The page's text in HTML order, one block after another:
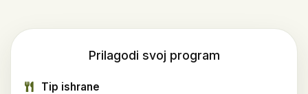
Prilagodi svoj program
Tip ishrane